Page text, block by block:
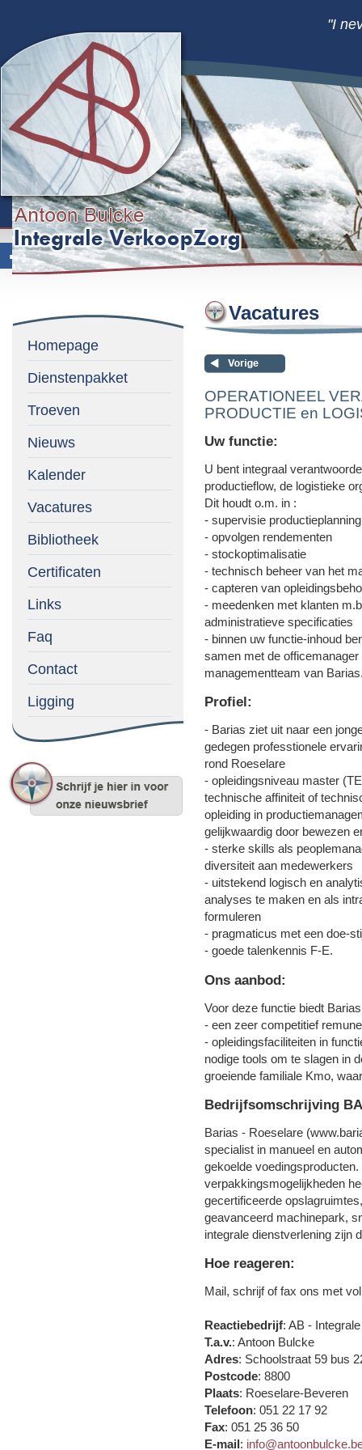
"I
Homepage
Dienstenpakket
Troeven
Nieuws
Kalender
Vacatures
Bibliotheek
Certificaten
Links
Faq
Contact
Ligging
Vacatures
OPERATIONEEL
PRODUCTIE en
Uw functie:
U bent integraal
productieflow, de logistieke
Dit houdt o.m. in :
- supervisie
- opvolgen rendementen
- stockoptimalisatie
- technisch beheer van het
- capteren van
- meedenken met klanten
administratieve specificaties
- binnen uw functie-inhoud
samen met de
managementteam van
Profiel:
- Barias ziet uit naar een
gedegen professtionele
rond Roeselare
- opleidingsniveau master
technische affiniteit of
opleiding in
gelijkwaardig door bewezen
- sterke skills als
diversiteit aan medewerkers
- uitstekend logisch en
analyses te maken en als
formuleren
- pragmaticus met een doe-
- goede talenkennis F-E.
Ons aanbod:
Voor deze functie biedt
- een zeer competitief
- opleidingsfaciliteiten in
nodige tools om te slagen in
groeiende familiale Kmo,
Bedrijfsomschrijving
Barias - Roeselare
specialist in manueel en
gekoelde
verpakkingsmogelijkheden
gecertificeerde
geavanceerd machinepark,
integrale dienstverlening zijn
Hoe reageren:
Mail, schrijf of fax ons met
Reactiebedrijf: AB -
T.a.v.: Antoon Bulcke
Adres: Schoolstraat 59 bus
Postcode: 8800
Plaats: Roeselare-Beveren
Telefoon: 051 22 17 92
Fax: 051 25 36 50
E-mail :